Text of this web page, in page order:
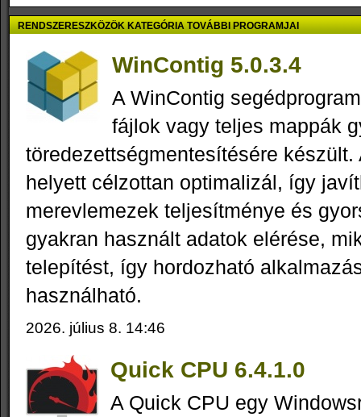
RENDSZERESZKÖZÖK KATEGÓRIA TOVÁBBI PROGRAMJAI
WinContig 5.0.3.4
A WinContig
fájlok vagy teljes mappák
töredezettségmentesítésére készült.
helyett célzottan optimalizál, így
merevlemezek teljesítménye és
gyakran használt adatok elérése,
telepítést, így hordozható
használható.
2026. július 8. 14:46
Quick CPU 6.4.1.0
A Quick CPU egy